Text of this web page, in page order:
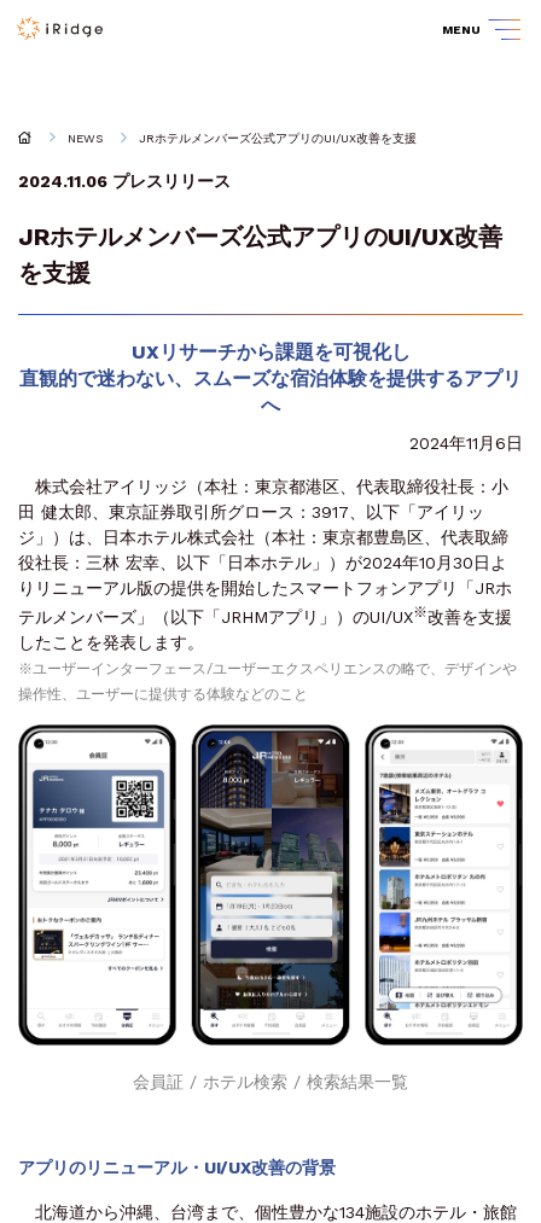
MENU
NEWS JRホテルメンバーズ公式アプリのUI/UX改善を支援
2024.11.06 プレスリリース
JRホテルメンバーズ公式アプリのUI/UX改善
を支援
UXリサーチから課題を可視化し
直観的で迷わない、スムーズな宿泊体験を提供するアプリ
へ
2024年11月6日
株式会社アイリッジ（本社：東京都港区、代表取締役社長：小
田 健太郎、東京証券取引所グロース：3917、以下「アイリッ
ジ」）は、日本ホテル株式会社（本社：東京都豊島区、代表取締
役社長：三林 宏幸、以下「日本ホテル」）が2024年10月30日よ
りリニューアル版の提供を開始したスマートフォンアプリ「JRホ
テルメンバーズ」（以下「JRHMアプリ」）のUI/UX※改善を支援
したことを発表します。
※ユーザーインターフェース/ユーザーエクスペリエンスの略で、デザインや
操作性、ユーザーに提供する体験などのこと
会員証 / ホテル検索 / 検索結果一覧
アプリのリニューアル・UI/UX改善の背景
北海道から沖縄、台湾まで、個性豊かな134施設のホテル・旅館